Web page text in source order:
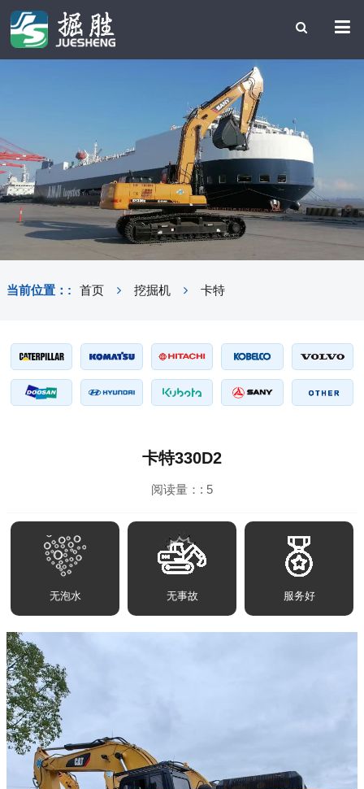
当前位置：: 首页 挖掘机 卡特
卡特330D2
阅读量：: 5
无泡水 无事故 服务好